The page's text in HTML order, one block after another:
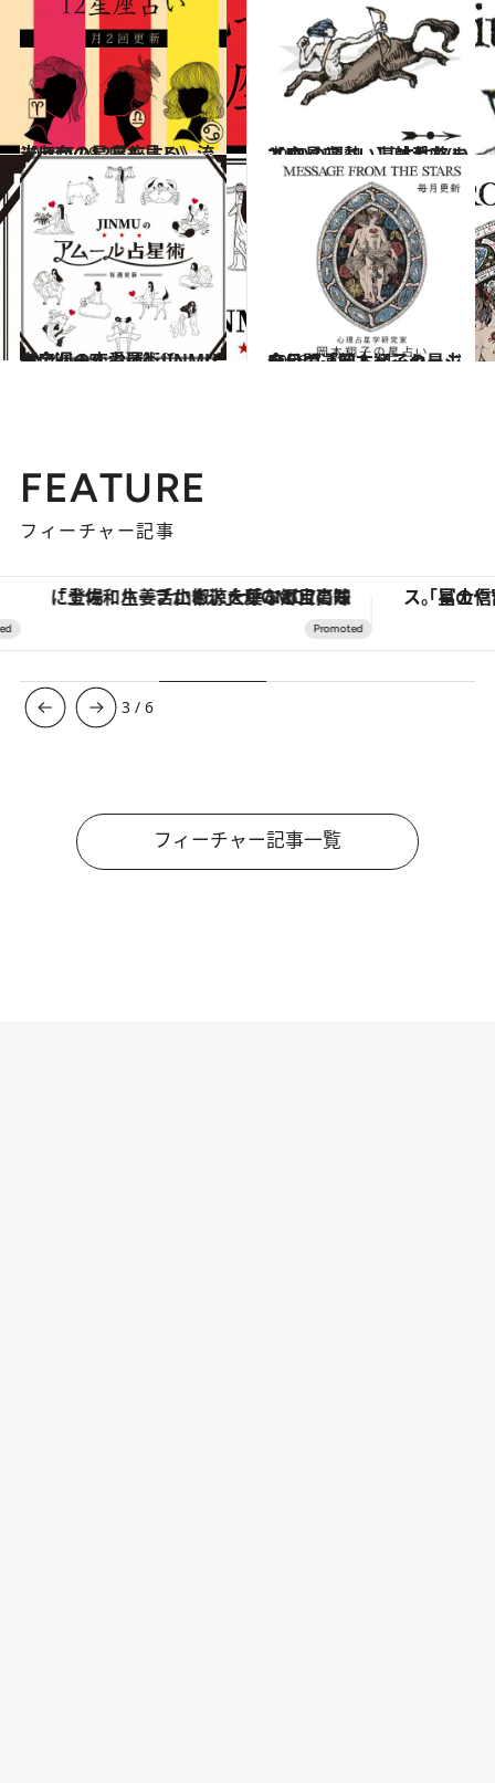
2026.7.29
《ほかの星座も見る》流光七奈の12星座占い
占い 2021.12.1
【12星座占い】射手座(いて座)の運勢、基本性格まとめ
占い
2024.6.15
【今週の恋愛運】JINMUのアムール占星術♡
占い 2026.7.31
今月の運勢＆メッセージを公開「岡本翔子の星占い」
占い
FEATURE
フィーチャー記事
「土佐和ハーブかき氷」がOMO7高知に登場！生姜、山椒、大葉など目にも舌にも涼を呼ぶ郷土の味
3 /6
フィーチャー記事一覧